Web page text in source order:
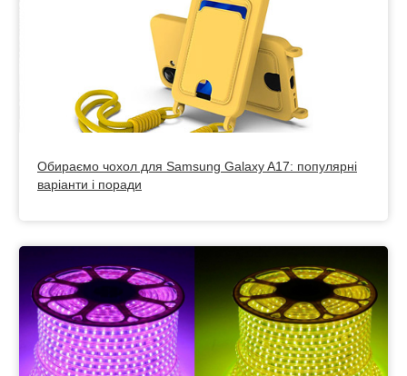
Обираємо чохол для Samsung Galaxy A17: популярні
варіанти і поради